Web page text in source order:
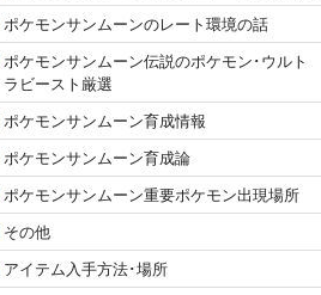
ポケモンサンムーンのレート環境の話
ポケモンサンムーン伝説のポケモン･ウルト
ラビースト厳選
ポケモンサンムーン育成情報
ポケモンサンムーン育成論
ポケモンサンムーン重要ポケモン出現場所
その他
アイテム入手方法･場所